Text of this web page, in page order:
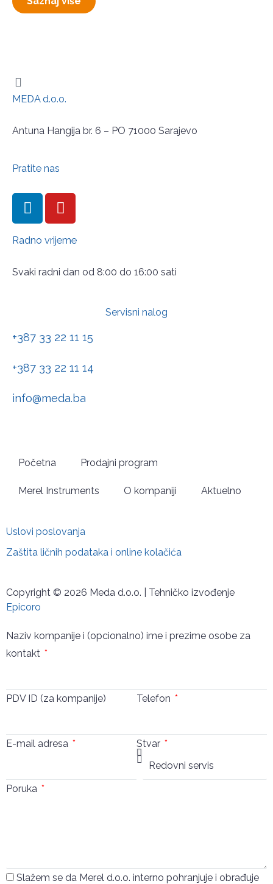
MEDA d.o.o.
Antuna Hangija br. 6 – PO 71000 Sarajevo
Pratite nas
Radno vrijeme
Svaki radni dan od 8:00 do 16:00 sati
Servisni nalog
+387 33 22 11 15
+387 33 22 11 14
info@meda.ba
Početna Prodajni program
Merel Instruments O kompaniji Aktuelno
Uslovi poslovanja
Zaštita ličnih podataka i online kolačića
Copyright © 2026 Meda d.o.o. | Tehničko izvođenje
Epicoro
Naziv kompanije i (opcionalno) ime i prezime osobe za
kontakt
PDV ID (za kompanije) Telefon
E-mail adresa Stvar
Poruka
Slažem se da Merel d.o.o. interno pohranjuje i obrađuje